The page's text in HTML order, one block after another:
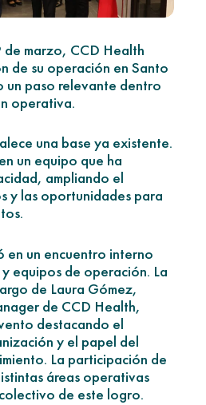
de marzo, CCD Health
de su operación en Santo
un paso relevante dentro
operativa.
una base ya existente.
un equipo que ha
ampliando el
y las oportunidades para
en un encuentro interno
equipos de operación. La
de Laura Gómez,
de CCD Health,
destacando el
y el papel del
La participación de
áreas operativas
de este logro.